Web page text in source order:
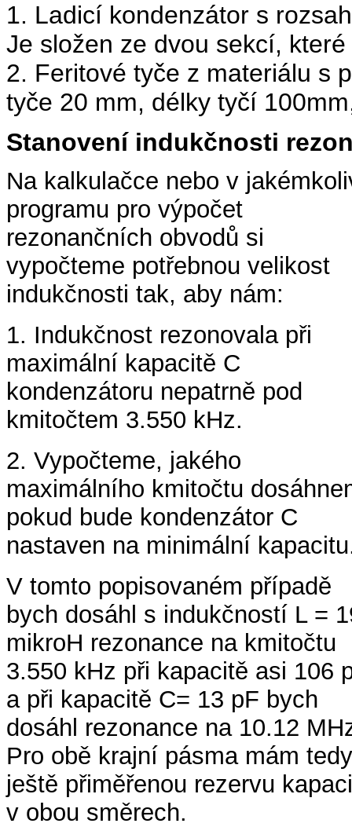
1. Ladicí kondenzátor s
Je složen ze dvou sekcí,
2. Feritové tyče z materiálu s
tyče 20 mm, délky tyčí
Stanovení indukčnosti
Na kalkulačce nebo v
programu pro výpočet
rezonančních obvodů si
vypočteme potřebnou velikost
indukčnosti tak, aby nám:
1. Indukčnost rezonovala při
maximální kapacitě C
kondenzátoru nepatrně pod
kmitočtem 3.550 kHz.
2. Vypočteme, jakého
maximálního kmitočtu
pokud bude kondenzátor C
nastaven na minimální
V tomto popisovaném případě
bych dosáhl s indukčností L =
mikroH rezonance na kmitočtu
3.550 kHz při kapacitě asi 106
a při kapacitě C= 13 pF bych
dosáhl rezonance na 10.12
Pro obě krajní pásma mám tedy
ještě přiměřenou rezervu
v obou směrech.